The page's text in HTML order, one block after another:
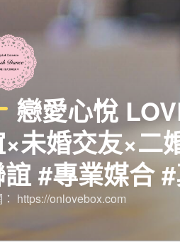
戀愛心悅
未婚交友×二
#專業媒合
https://onlovebox.com